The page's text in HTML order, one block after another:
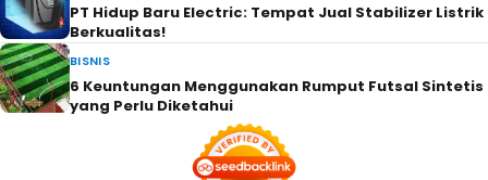
PT Hidup Baru Electric: Tempat Jual Stabilizer Listrik
Berkualitas!
BISNIS
6 Keuntungan Menggunakan Rumput Futsal Sintetis
yang Perlu Diketahui